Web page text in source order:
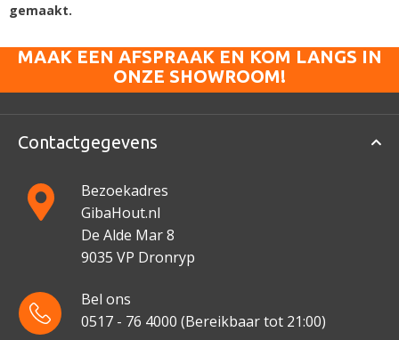
gemaakt.
MAAK EEN AFSPRAAK EN KOM LANGS IN
ONZE SHOWROOM!
Contactgegevens
Bezoekadres
GibaHout.nl
De Alde Mar 8
9035 VP Dronryp
Bel ons
0517 - 76 4000 (Bereikbaar tot 21:00)